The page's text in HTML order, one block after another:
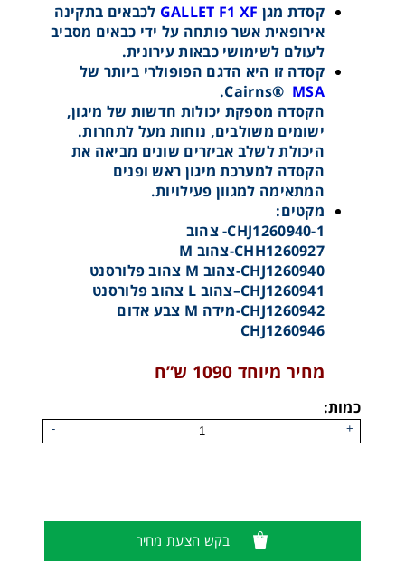
קסדת מגן GALLET F1 XF לכבאים בתקינה
אירופאית אשר פותחה על ידי כבאים מסביב
לעולם לשימושי כבאות עירונית.
קסדה זו היא הדגם הפופולרי ביותר של
Cairns® MSA
.
הקסדה מספקת יכולות חדשות של מיגון,
ישומים משולבים, נוחות מעל לתחרות.
היכולת לשלב אביזרים שונים מביאה את
הקסדה למערכת מיגון ראש ופנים
המתאימה למגוון פעילויות.
מקטים:
CHJ1260940-1- צהוב
CHH1260927-צהוב M
CHJ1260940-צהוב M צהוב פלורסנט
CHJ1260941–צהוב L צהוב פלורסנט
CHJ1260942-מידה M צבע אדום
CHJ1260946
מחיר מיוחד 1090 ש”ח
כמות:
+
-
בקש הצעת מחיר